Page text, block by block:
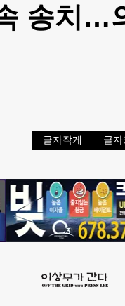
송치…
글자작게 글자